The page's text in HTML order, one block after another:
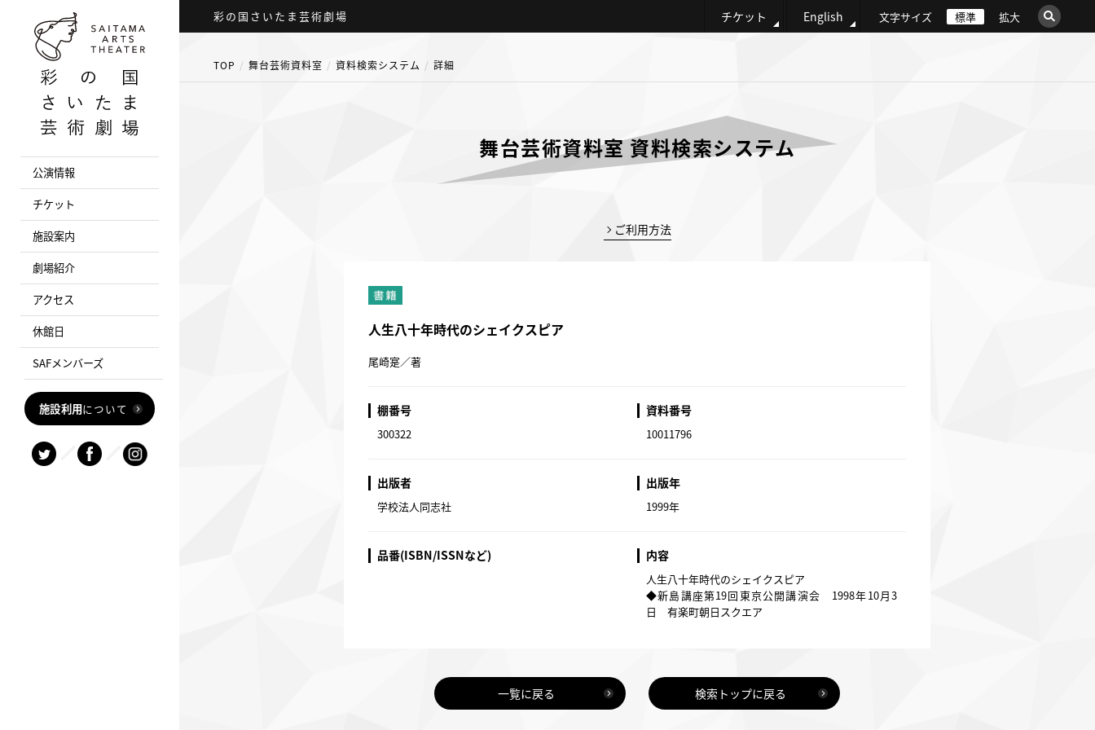
彩の国さいたま芸術劇場 チケット English 文字サイズ 標準 拡大
TOP 舞台芸術資料室 資料検索システム 詳細
舞台芸術資料室 資料検索システム
ご利用方法
人生八十年時代のシェイクスピア
尾崎寔／著
棚番号
300322
資料番号
10011796
出版者
学校法人同志社
出版年
1999年
品番(ISBN/ISSNなど) 内容
人生八十年時代のシェイクスピア
◆新島講座第19回東京公開講演会 1998年10月3
日 有楽町朝日スクエア
一覧に戻る 検索トップに戻る
公演情報
チケット
施設案内
劇場紹介
アクセス
休館日
SAFメンバーズ
施設利用について